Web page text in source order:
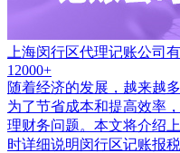
上海闵行区代理记账公司
12000+
随着经济的发展，越来越
为了节省成本和提高效率
理财务问题。本文将介绍
时详细说明闵行区记账报税